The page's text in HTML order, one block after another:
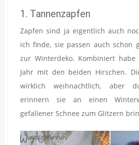
1. Tannenzapfen
Zapfen sind ja eigentlich auch
ich finde, sie passen auch schon
zur Winterdeko. Kombiniert
Jahr mit den beiden Hirschen.
wirklich weihnachtlich, aber
erinnern sie an einen
gefallener Schnee zum Glitzern